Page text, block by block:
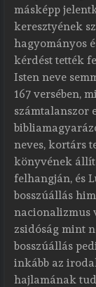
másképp
keresztyének
hagyományos
kérdést tették
Isten neve
167 versében,
számtalanszor
neves, kortárs
könyvének
felhangján, és
bosszúállás
nacionalizmus
zsidóság mint
bosszúállás
inkább az
hajlamának